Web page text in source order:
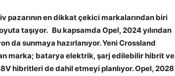
en dikkat çekici markalarından biri
taşıyor. Bu kapsamda Opel, 2024 yılından
sunmaya hazırlanıyor. Yeni Crossland
marka; batarya elektrik, şarj edilebilir hibrit ve
hibritleri de dahil etmeyi planlıyor. Opel, 2028